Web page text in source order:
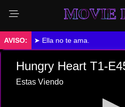
MOVIE DAYS
➤ Ella no te ama.